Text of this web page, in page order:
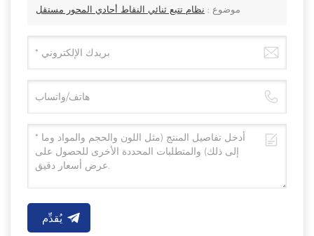
موضوع : نظام تتبع ثنائي النقاط أحادي المحور مستقل
يُقدِّم